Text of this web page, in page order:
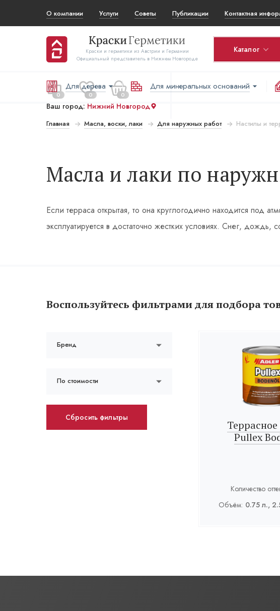
О компании Услуги Советы Публикации Контактная
Краски и герметики из Австрии и Германии
Официальный представитель в Нижнем Новгороде
Каталог
0 0 0
Ваш город: Нижний Новгород
Для дерева Для минеральных оснований
Главная Масла, воски, лаки Для наружных работ Настилы и
Масла и лаки по
Если терраса открытая, то она круглогодично находится под
эксплуатируется в достаточно жестких условиях. Снег, дождь,
Воспользуйтесь фильтрами для подбора
Бренд
По стоимости
Сбросить фильтры
Pullex
Количество
Объём: 0.75 л.,